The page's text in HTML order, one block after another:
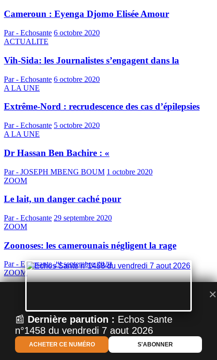
Cameroun : Eyenga Djomo Elisée Amour
Par - Echosante 6 octobre 2020
ACTUALITE
Vih-Sida: les Journalistes s’engagent dans la
Par - Echosante 6 octobre 2020
A LA UNE
Extrême-Nord : recrudescence des cas d’épilepsies
Par - Echosante 5 octobre 2020
A LA UNE
Dr Hassan Ben Bachire : «
Par - JOSEPH MBENG BOUM 1 octobre 2020
ZOOM
Le lait, un danger caché pour
Par - Echosante 29 septembre 2020
ZOOM
Zoonoses: les camerounais négligent la rage
Par - Echosante 29 septembre 2020
ZOOM
Par - Echosante 29 septembre 2020
ACTUALITE
Santé publique: le pharmacien, un incontournable
📰 Dernière parution : Echos Sante
n°1458 du vendredi 7 aout 2026
ACHETER CE NUMÉRO S'ABONNER
×